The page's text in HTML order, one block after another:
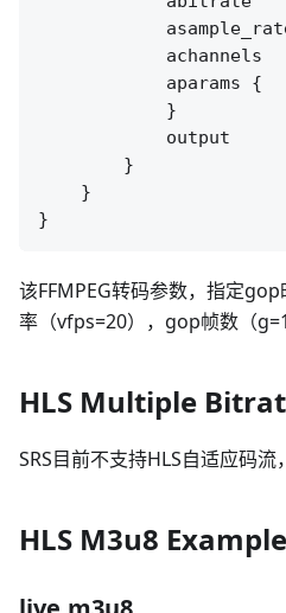
achannels
            aparams {
            }
output
        }
    }
该FFMPEG转码参数，指定
率（vfps=20），gop帧数（
HLS Multiple
SRS目前不支持HLS自适应码流
HLS M3u8